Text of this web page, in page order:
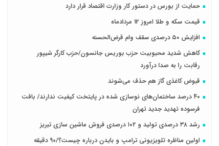
حمایت از بورس در دستور کار وزارت اقتصاد قرار دارد
قیمت سکه و طلا امروز 12 مردادماه
افزایش ۵۰ درصدی سقف وام قرض‌الحسنه
کاهش شدید محبوبیت حزب بوریس جانسون/حزب کارگر شیپور
رقابت را به صدا درآورد
قبوض کاغذی گاز هم حذف می‌شوند
۴۰ درصد ساختمان‌های نوسازی شده در پایتخت کیفیت ندارند/ بافت
فرسوده تهدید جدید تهران
رشد ۳۸ درصدی تولید و ۱۰۲ درصدی فروش ماشین سازی تبریز
اولین مناظره تلویزیونی ترامپ و بایدن درباره چیست؟/۹۰ دقیقه